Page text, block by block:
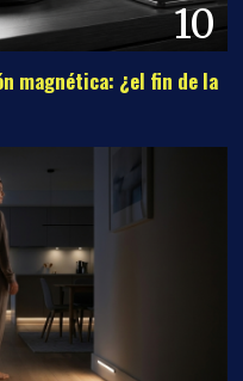
10
magnética: ¿el fin de la